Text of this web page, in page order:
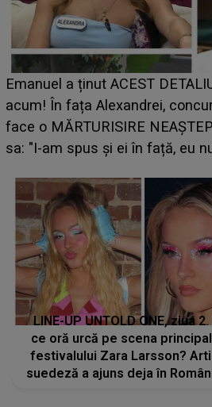
Cine este Bianca, tânăra
UNTOLD ONE de Zara
ce i-a spus artista suedeză
pregătită...”
LINE-UP UNTOLD ONE, ziua 2.
ce oră urcă pe scena
festivalului Zara Larsson?
suedeză a ajuns deja în